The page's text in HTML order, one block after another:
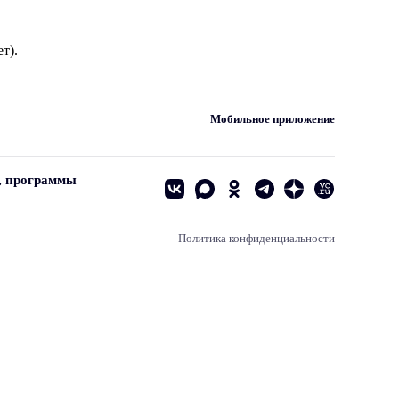
Мобильное приложение
программы
Политика конфиденциальности